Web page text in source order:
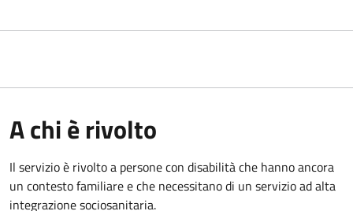
A chi è rivolto
Il servizio è rivolto a persone con disabilità che hanno ancora
un contesto familiare e che necessitano di un servizio ad alta
integrazione sociosanitaria.